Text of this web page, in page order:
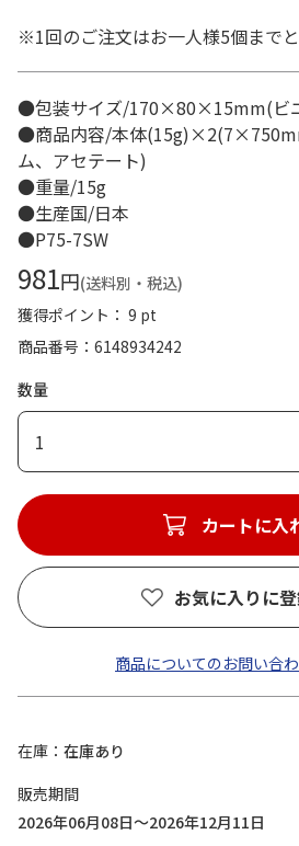
※1回のご注文はお一人様5個までと
●包装サイズ/170×80×15mm(ビ
●商品内容/本体
ム、アセテート)
●重量/15g
●生産国/日本
●P75-7SW
981円(送料別・税込)
獲得ポイント： 9 pt
商品番号
6148934242
数量
1
カートに入
お気に入りに
商品についてのお問い合
在庫
在庫あり
販売期間
2026年06月08日～2026年12月11日